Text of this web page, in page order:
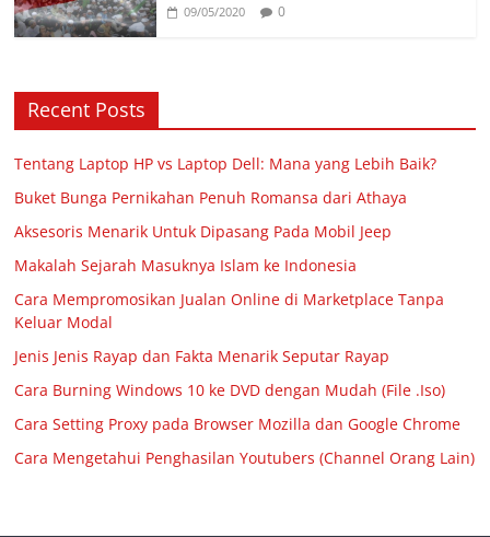
09/05/2020 0
Recent Posts
Tentang Laptop HP vs Laptop Dell: Mana yang Lebih Baik?
Buket Bunga Pernikahan Penuh Romansa dari Athaya
Aksesoris Menarik Untuk Dipasang Pada Mobil Jeep
Makalah Sejarah Masuknya Islam ke Indonesia
Cara Mempromosikan Jualan Online di Marketplace Tanpa
Keluar Modal
Jenis Jenis Rayap dan Fakta Menarik Seputar Rayap
Cara Burning Windows 10 ke DVD dengan Mudah (File .Iso)
Cara Setting Proxy pada Browser Mozilla dan Google Chrome
Cara Mengetahui Penghasilan Youtubers (Channel Orang Lain)